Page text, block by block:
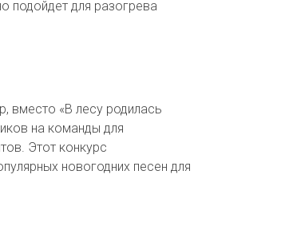
подойдет для разогрева
вместо «В лесу родилась
на команды для
Этот конкурс
новогодних песен для